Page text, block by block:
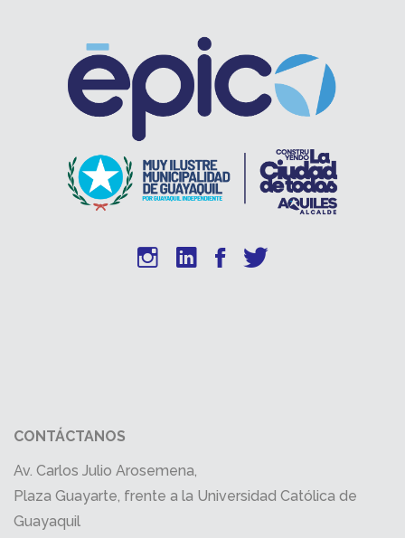
CONTÁCTANOS
Av. Carlos Julio Arosemena,
Plaza Guayarte, frente a la Universidad Católica de
Guayaquil